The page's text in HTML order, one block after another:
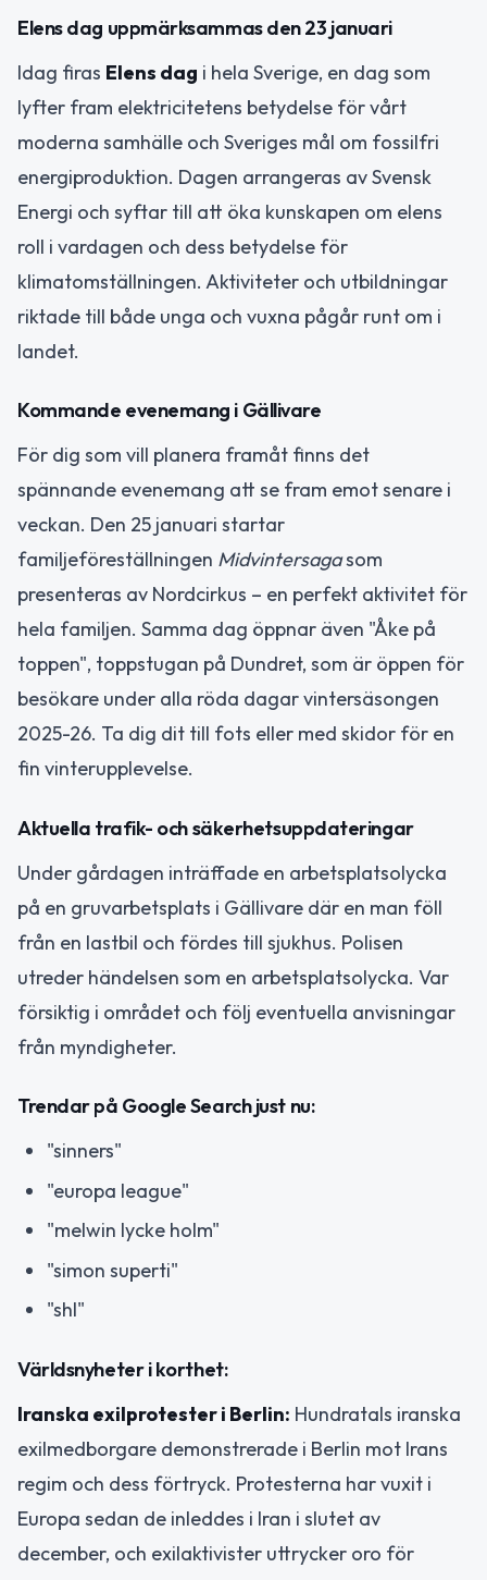
Elens dag uppmärksammas den 23 januari
Idag firas Elens dag i hela Sverige, en dag som
lyfter fram elektricitetens betydelse för vårt
moderna samhälle och Sveriges mål om fossilfri
energiproduktion. Dagen arrangeras av Svensk
Energi och syftar till att öka kunskapen om elens
roll i vardagen och dess betydelse för
klimatomställningen. Aktiviteter och utbildningar
riktade till både unga och vuxna pågår runt om i
landet.
Kommande evenemang i Gällivare
För dig som vill planera framåt finns det
spännande evenemang att se fram emot senare i
veckan. Den 25 januari startar
familjeföreställningen Midvintersagasom
presenteras av Nordcirkus – en perfekt aktivitet för
hela familjen. Samma dag öppnar även "Åke på
toppen", toppstugan på Dundret, som är öppen för
besökare under alla röda dagar vintersäsongen
2025-26. Ta dig dit till fots eller med skidor för en
fin vinterupplevelse.
Aktuella trafik- och säkerhetsuppdateringar
Under gårdagen inträffade en arbetsplatsolycka
på en gruvarbetsplats i Gällivare där en man föll
från en lastbil och fördes till sjukhus. Polisen
utreder händelsen som en arbetsplatsolycka. Var
försiktig i området och följ eventuella anvisningar
från myndigheter.
Trendar på Google Search just nu:
"sinners"
"europa league"
"melwin lycke holm"
"simon superti"
"shl"
Världsnyheter i korthet:
Iranska exilprotester i Berlin: Hundratals iranska
exilmedborgare demonstrerade i Berlin mot Irans
regim och dess förtryck. Protesterna har vuxit i
Europa sedan de inleddes i Iran i slutet av
december, och exilaktivister uttrycker oro för